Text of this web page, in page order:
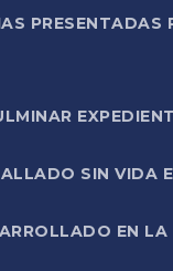
SIN VIDA
EN